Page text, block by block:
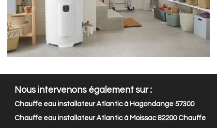
Nous intervenons également sur :
Chauffe eau installateur Atlantic à Hagondange 57300
Chauffe eau installateur Atlantic à Moissac 82200Chauffe